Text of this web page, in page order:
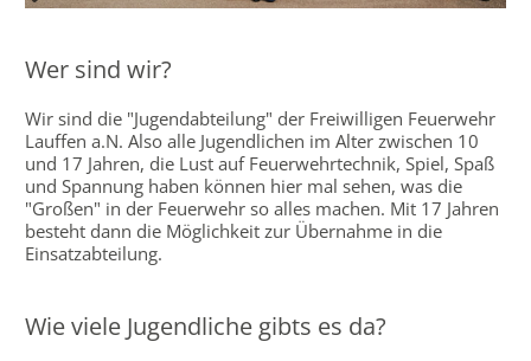
Wer sind wir?
Wir sind die "Jugendabteilung" der Freiwilligen Feuerwehr
Lauffen a.N. Also alle Jugendlichen im Alter zwischen 10
und 17 Jahren, die Lust auf Feuerwehrtechnik, Spiel, Spaß
und Spannung haben können hier mal sehen, was die
"Großen" in der Feuerwehr so alles machen. Mit 17 Jahren
besteht dann die Möglichkeit zur Übernahme in die
Einsatzabteilung.
Wie viele Jugendliche gibts es da?